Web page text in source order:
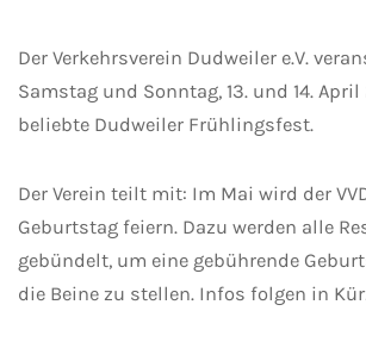
Der Verkehrsverein Dudweiler e.V.
Samstag und Sonntag, 13. und 14.
beliebte Dudweiler Frühlingsfest.
Der Verein teilt mit: Im Mai wird der
Geburtstag feiern. Dazu werden alle
gebündelt, um eine gebührende
die Beine zu stellen. Infos folgen in